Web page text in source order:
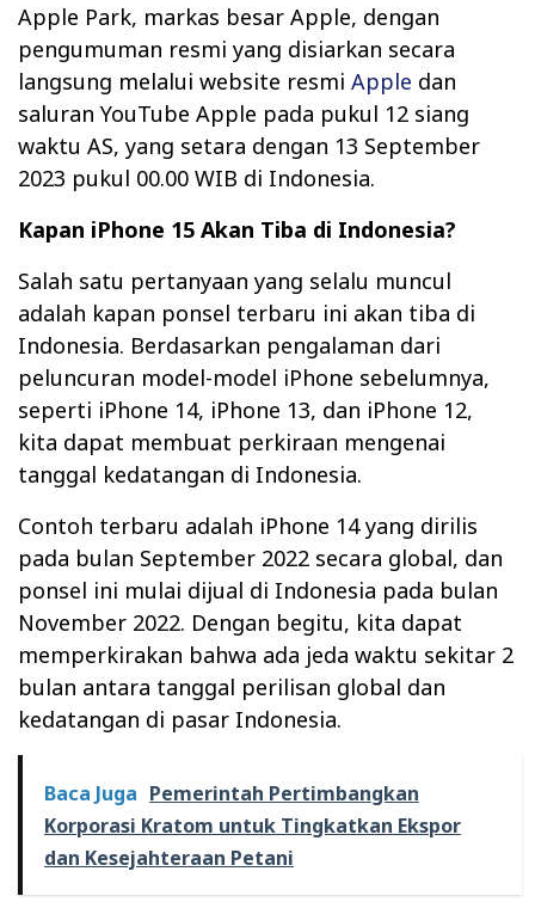
Apple Park, markas besar Apple, dengan
pengumuman resmi yang disiarkan secara
langsung melalui website resmi Apple dan
saluran YouTube Apple pada pukul 12 siang
waktu AS, yang setara dengan 13 September
2023 pukul 00.00 WIB di Indonesia.
Kapan iPhone 15 Akan Tiba di Indonesia?
Salah satu pertanyaan yang selalu muncul
adalah kapan ponsel terbaru ini akan tiba di
Indonesia. Berdasarkan pengalaman dari
peluncuran model-model iPhone sebelumnya,
seperti iPhone 14, iPhone 13, dan iPhone 12,
kita dapat membuat perkiraan mengenai
tanggal kedatangan di Indonesia.
Contoh terbaru adalah iPhone 14 yang dirilis
pada bulan September 2022 secara global, dan
ponsel ini mulai dijual di Indonesia pada bulan
November 2022. Dengan begitu, kita dapat
memperkirakan bahwa ada jeda waktu sekitar 2
bulan antara tanggal perilisan global dan
kedatangan di pasar Indonesia.
Baca Juga Pemerintah Pertimbangkan
Korporasi Kratom untuk Tingkatkan Ekspor
dan Kesejahteraan Petani